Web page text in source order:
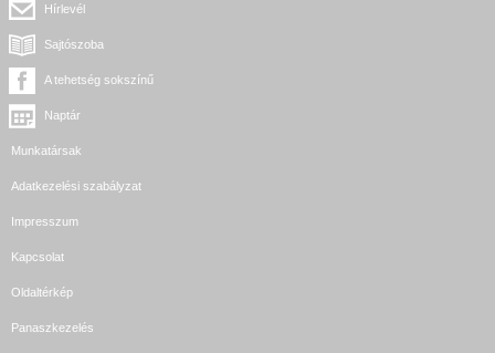
Hírlevél
Sajtószoba
A tehetség sokszínű
Naptár
Munkatársak
Adatkezelési szabályzat
Impresszum
Kapcsolat
Oldaltérkép
Panaszkezelés